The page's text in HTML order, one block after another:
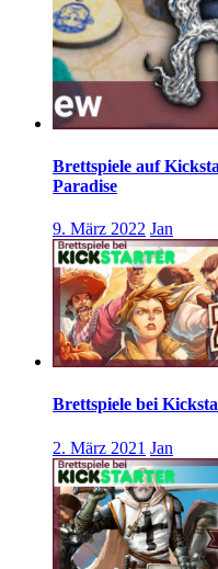
Brettspiele auf
Paradise
9. März 2022 Jan
Brettspiele bei
2. März 2021 Jan